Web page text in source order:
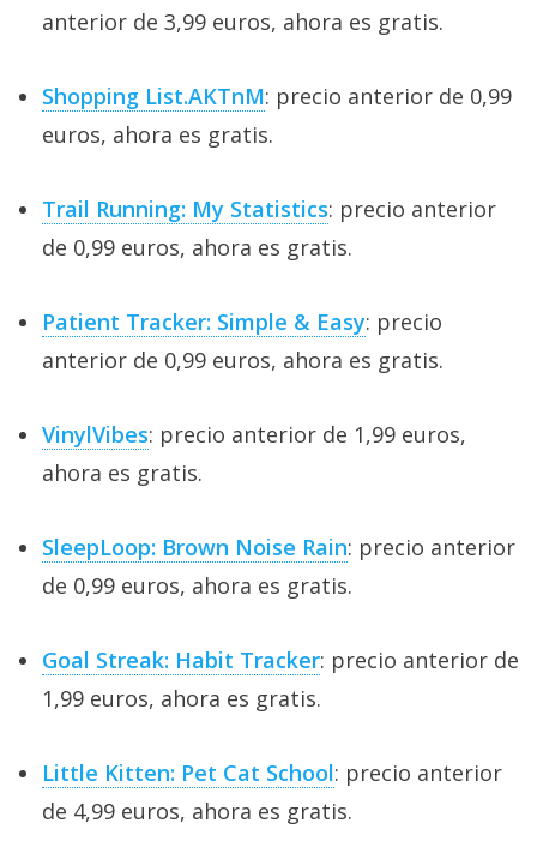
anterior de 3,99 euros, ahora es gratis.
Shopping List.AKTnM: precio anterior de 0,99
euros, ahora es gratis.
Trail Running: My Statistics: precio anterior
de 0,99 euros, ahora es gratis.
Patient Tracker: Simple & Easy: precio
anterior de 0,99 euros, ahora es gratis.
VinylVibes: precio anterior de 1,99 euros,
ahora es gratis.
SleepLoop: Brown Noise Rain: precio anterior
de 0,99 euros, ahora es gratis.
Goal Streak: Habit Tracker: precio anterior de
1,99 euros, ahora es gratis.
Little Kitten: Pet Cat School: precio anterior
de 4,99 euros, ahora es gratis.